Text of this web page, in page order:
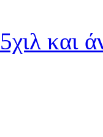
5χιλ και